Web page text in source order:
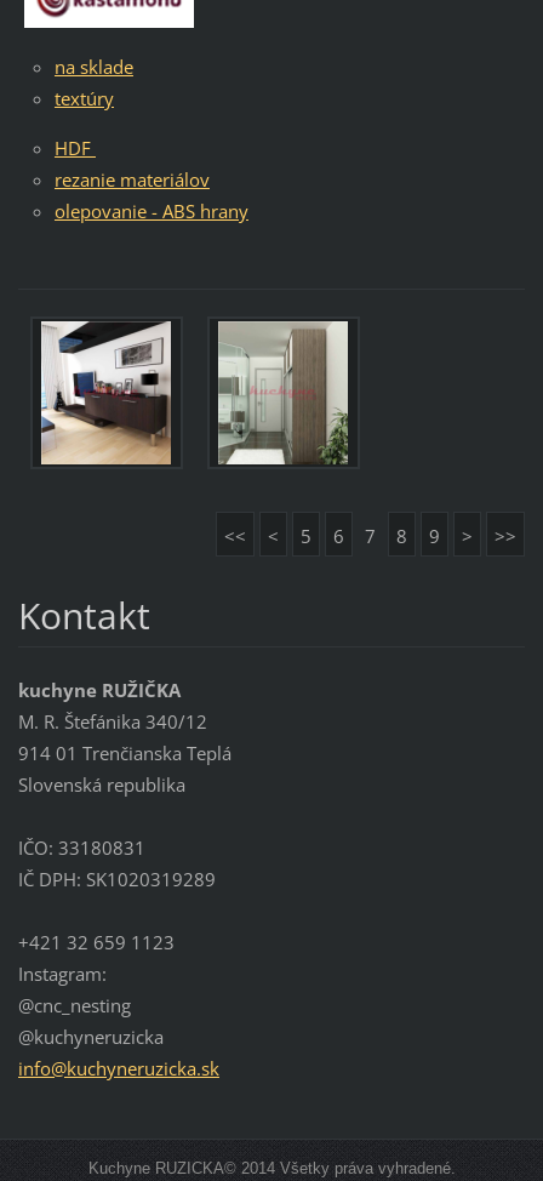
na sklade
textúry
HDF
rezanie materiálov
olepovanie - ABS hrany
<< < 5 6 7 8 9 > >>
Kontakt
kuchyne RUŽIČKA
M. R. Štefánika 340/12
914 01 Trenčianska Teplá
Slovenská republika
IČO: 33180831
IČ DPH: SK1020319289
+421 32 659 1123
Instagram:
@cnc_nesting
@kuchyneruzicka
info@kuchyneruzicka.sk
Kuchyne RUZICKA© 2014 Všetky práva vyhradené.